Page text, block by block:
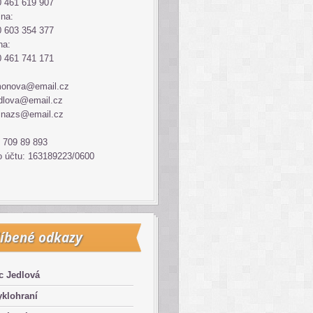
461 619 907
603 354 377
461 741 171
709 89 893
účtu: 163189223/0600
odkazy
Jedlová